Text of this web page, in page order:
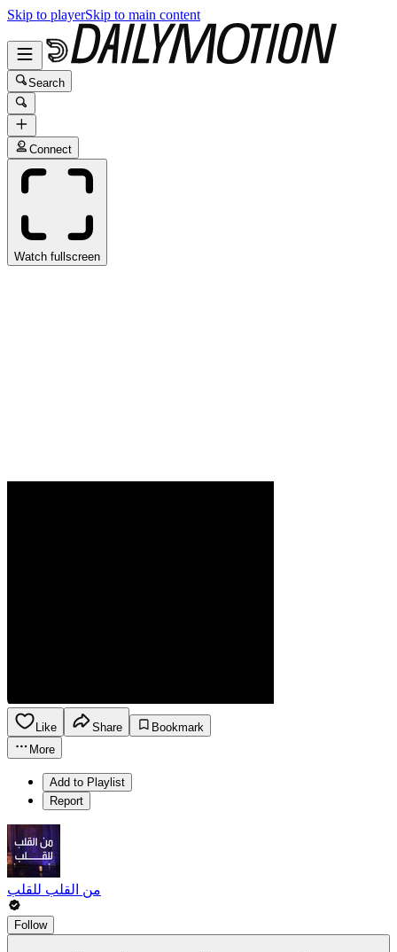
Skip to playerSkip to main content
Search
Connect
Watch fullscreen
Like Share
Bookmark
More
Add to Playlist
Report
من القلب للقلب
Follow